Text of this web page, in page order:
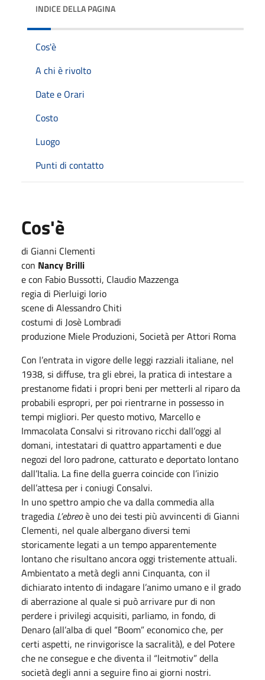
INDICE DELLA PAGINA
Cos'è
A chi è rivolto
Date e Orari
Costo
Luogo
Punti di contatto
Cos'è
di Gianni Clementi
con Nancy Brilli
e con Fabio Bussotti, Claudio Mazzenga
regia di Pierluigi Iorio
scene di Alessandro Chiti
costumi di Josè Lombradi
produzione Miele Produzioni, Società per Attori Roma
Con l’entrata in vigore delle leggi razziali italiane, nel
1938, si diffuse, tra gli ebrei, la pratica di intestare a
prestanome fidati i propri beni per metterli al riparo da
probabili espropri, per poi rientrarne in possesso in
tempi migliori. Per questo motivo, Marcello e
Immacolata Consalvi si ritrovano ricchi dall’oggi al
domani, intestatari di quattro appartamenti e due
negozi del loro padrone, catturato e deportato lontano
dall’Italia. La fine della guerra coincide con l’inizio
dell’attesa per i coniugi Consalvi.
In uno spettro ampio che va dalla commedia alla
tragedia L’ebreoè uno dei testi più avvincenti di Gianni
Clementi, nel quale albergano diversi temi
storicamente legati a un tempo apparentemente
lontano che risultano ancora oggi tristemente attuali.
Ambientato a metà degli anni Cinquanta, con il
dichiarato intento di indagare l’animo umano e il grado
di aberrazione al quale si può arrivare pur di non
perdere i privilegi acquisiti, parliamo, in fondo, di
Denaro (all’alba di quel “Boom” economico che, per
certi aspetti, ne rinvigorisce la sacralità), e del Potere
che ne consegue e che diventa il “leitmotiv” della
società degli anni a seguire fino ai giorni nostri.